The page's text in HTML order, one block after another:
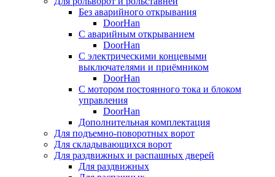
Без аварийного открывания
DoorHan
С аварийным открыванием
DoorHan
С электрическими концевыми
выключателями и приёмником
DoorHan
С мотором постоянного тока и блоком
управления
DoorHan
Дополнительная комплектация
Для подъемно-поворотных ворот
Для складывающихся ворот
Для раздвижных и распашных дверей
Для раздвижных